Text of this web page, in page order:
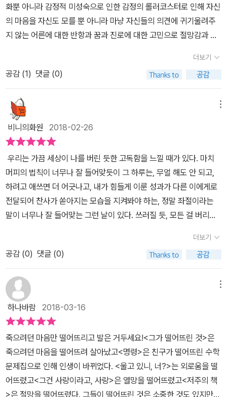
‘나’였다. 그러나 나는 그 아이만을 챙기느라 어둠 속의 저 애는 내팽
개쳐 두었다. 얼마나 무시했으면 저렇게 저 애가 어둠을 뚫고 스스로
내 앞에 나올 생각을 다 했을까. 미안해, 정말 미안해. (p.45)저주 받
은 영혼이다, 너는그러나 잊어도 좋다, 그 사실을. 한 순간쯤은.그까짓
말 한 마디가 무엇일까? 그런데도 나는 내 자신에게 허용한 그 작은
라는 것을. 그러나 한 순간쯤은 잊기도 할 것이다, 내가 저주 받은 존
재라는 것을. (p.101)K, 그날 허공으로 날아오르며 나는 이미 내민 발
을 후회했다. 그랬으니 죽으려던 마음은 확실히 떨어뜨린 거였다. 그
리고 운 좋게 이렇게 살아났다. 그런데 그게 다가 아니었나 보다. 떨어
뜨려야 할 게 더 있었던 것이다. 지금 이 순간 나는 그날 허공에서도
미처 떨어뜨리지 못한 무엇인가를 조용히 떨어뜨리는 내 모습을 본
다. 그게 무엇인지는 나도 잘 모르겠다. 그냥 그것을 떨어뜨리는데 자
꾸만 눈물이 흘러나올 뿐이다. (p.128)책을 다 읽고 한 동안 광주민주
화운동에서 안타깝게 희생된 박기현군의 이야기를 다룬 소설 <명령>
아무 죄도 없는 국민들을 학살할 수 있는 것인지 지금도 도저히 납득
이 되지 않는다. 명확한 이유도 없이 갑자기 무장을 하고 나타난 군인
들에게 학살당한 아이는 고작 열다섯. 너무나 어린 나이였다. 명령이
라고는 하나 타당한 이유도 없이 아이의 말은 들어보지도 않고 힘없
는 어린 소년을 낚아채 두개골이 부셔져 다 가루가 될 정도로 때렸어
야만 했었나. 명령을 수행했을 뿐이라는 말이 세상에 대한 면죄부가
될 수 있을지는 몰라도 자기 자신에 대해서는 엄연한 핑계에 불과하
다. 인간의 탈을 쓰고 어떻게 그런 짓을 저지를 수가 있는 것인지. 명
령을 거역하지 못 했다는 것은 그 명령을 기꺼이 받아들인 것과 결과
적으로 다를 게 없다. <그들이 떨어뜨린 것>은 청소년의 절망을 밀도
있게 그려낸 단편 소설집으로 현실의 무게와 들끓는 내면을 정면으로
화뿐 아니라 감정적 미성숙으로 인한 감정의 롤러코스터로 인해 자신
의 마음을 자신도 모를 뿐 아니라 마냥 자신들의 의견에 귀기울려주
지 않는 어른에 대한 반항과 꿈과 진로에 대한 고민으로 절망감과 외
모두 잔소리라 여기면서 자신들의 의견이 묵살된 경우 방문을 걸어잠
그면서 자신들의 마음의 빗장까지도 걸어잠그게 되면서 갈등의 골이
깊어지게 된다.이경혜작가의 단편집 「그들이 떨어뜨린 것」이 작품을
통해 청소년들의 절망을 볼 수 있었다. 그들의 고민과 힘겨움도 느낄
수 있었다.어둡고 무거운 이야기들로 구성되어 있지만 현실의 무게에
짓눌려서 절망 속에 힘든 시간을 보내는 청소년들의 마음을 잘 그려
내고 있다.'그들이 떨어뜨린 것'제목의 의미가 궁금했다.저자는 마지
막에 왜 이를 제목으로 선택했는지 말하고 있다.이야기 속에 등장하
는 그들 각자가 떨어뜨린 것이 무엇인지 생각해 주기를 바라는 마음
에서 선택했음을....학살 당한 친구로 인한 충격으로 청소년기를 절망
적으로 보내고 조금씩 극복하여서는 그가 떨어뜨린 수학문제집 덕분
에 선생님의 길을 걷고 있는 어느 남성의 이야기행복하다 여기며 살
아가는 소미에게 늘 눈을 내리깐 채 분재 같은 검은 나무가 담긴 화분
을 든 아이가 보이는데, 그 아이는 귀신도 아닌 외로움을 지닌 또 다른
해받지 못해 슬픈 소녀이야기뇌전병, 일명 '간질'이라는 신체적 절망
에 빠진 소녀가 써 내려간 저주의 책 이야기자살을 시도하나 실패하
면서 삶을 깨닫게 되는 석호의 이야기 등 모두 청소년에 관한 이야기
이며, 그들의 절망과 슬픔에 관한 이야기들을 담고 있는 단편집이다.
저자는 자신도 진지하게 죽음을 시도한 적이 있었음을 고백하며, 아
직 인생을 조금 밖에 살지 않은 어린 아이들이 끔찍한 선택을 함에 있
어서는 가슴이 찢어진다 말하고 있다.그러면서 아무리 혹독하고 끔찍
한 인생이 기다리고 있을지라도 무조건 더 살아 보라고 말한다.먹먹
함과 안타까움을 느끼며 이 책을 읽어나갔다.지난 시간이지만 나의
더보기
공감 (1) 댓글 (0)
비니의화원 2018-02-26
우리는 가끔 세상이 나를 버린 듯한 고독함을 느낄 때가 있다. 마치
머피의 법칙이 너무나 잘 들어맞듯이 그 하루는, 무얼 해도 안 되고,
하려고 애쓰면 더 어긋나고, 내가 힘들게 이룬 성과가 다른 이에게로
전달되어 찬사가 쏟아지는 모습을 지켜봐야 하는, 정말 좌절이라는
말이 너무나 잘 들어맞는 그런 날이 있다. 쓰러질 듯, 모든 걸 버리고
를 일으켜 세우며 살아왔다. 참 마음이 아프다. 아프다고 소리치고 누
군가 나에게 손이라도 내밀 수 있도록 칭얼거려도 될 것을 우리는 사
회에 맞추어 앞으로 나아가기 위해 참 무던히도 나를 일으켜 세운다.
이경혜님의 단편을 다른 책이나 매체를 통해 만났는데, 단편들을 모
아 한 권의 책으로 출판되어 반갑게 두 손으로 맞이해 본다. 『그들이
떨어뜨린 것』이란 제목으로 5편의 이야기가 전해진다. 서로 다른 인
물과 배경 그리고 이야기를 만나는 동안 가슴이 먹먹했다. 그리고 나
는 지금 어디쯤? 하고 묻게 된다. 나의 잘못이 드러나서도 아니고, 상
대의 잘못으로 내가 피해를 입어서도 아니다. 그 누구의 잘못이 아닌,
우리는 그렇게 살아야가는 줄만 알았던 조금은 자기 자신에게 어리석
었던 나의 또 다른 모습을 만날 수 있다. 「명령」은, 수학선생님이 된
더보기
공감 (0) 댓글 (0)
하나바람 2018-03-16
죽으려던 마음만 떨어뜨리고 발은 거두세요!<그가 떨어뜨린 것>은
죽으려던 마음을 떨어뜨려 살아났고<명령>은 친구가 떨어뜨린 수학
문제집으로 인해 인생이 바뀌었다. <울고 있니, 너?>는 외로움을 떨
어뜨렸고<그건 사랑이라고, 사랑>은 열망을 떨어뜨렸고<저주의 책
>은 절망을 떨어뜨렸다. 그들이 떨어뜨린 것은 소중한 것도 있지만